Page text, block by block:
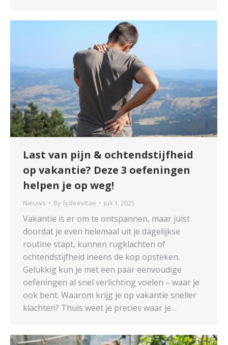
Last van pijn & ochtendstijfheid
op vakantie? Deze 3 oefeningen
helpen je op weg!
Nieuws By fydeevitae juli 1, 2025
Vakantie is er om te ontspannen, maar juist
doordat je even helemaal uit je dagelijkse
routine stapt, kunnen rugklachten of
ochtendstijfheid ineens de kop opsteken.
Gelukkig kun je met een paar eenvoudige
oefeningen al snel verlichting voelen – waar je
ook bent. Waarom krijg je op vakantie sneller
klachten? Thuis weet je precies waar je…